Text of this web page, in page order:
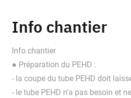
Info chantier
Info chantier
● Préparation du PEHD :
- la coupe du tube PEHD doit
- le tube PEHD n’a pas besoin et